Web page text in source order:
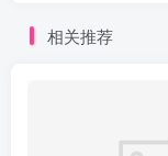
相关推荐